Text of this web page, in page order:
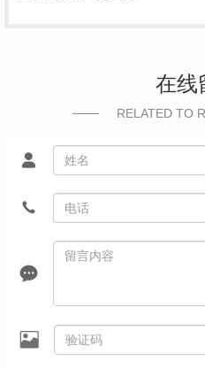
在线
RELATED TO